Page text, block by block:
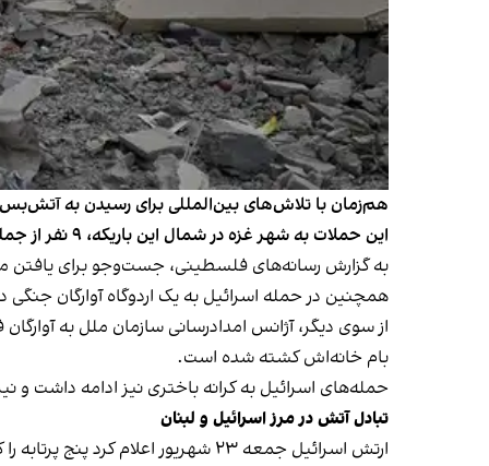
هم‌زمان با تلاش‌های بین‌المللی برای رسیدن به آتش‌بس
این حملات به شهر غزه در شمال این باریکه، ۹ نفر از جمله سه زن و چهار کودک کشته شدند.
به گزارش رسانه‌های فلسطینی، جست‌وجو برای یافتن
همچنین در حمله اسرائیل به یک اردوگاه آوارگان
از سوی دیگر، آژانس امدادرسانی سازمان ملل به
بام خانه‌اش کشته شده است.
حمله‌های اسرائیل به کرانه باختری نیز ادامه داشت
تبادل آتش در مرز اسرائیل و لبنان
ارتش اسرائیل جمعه ۲۳ شهریور